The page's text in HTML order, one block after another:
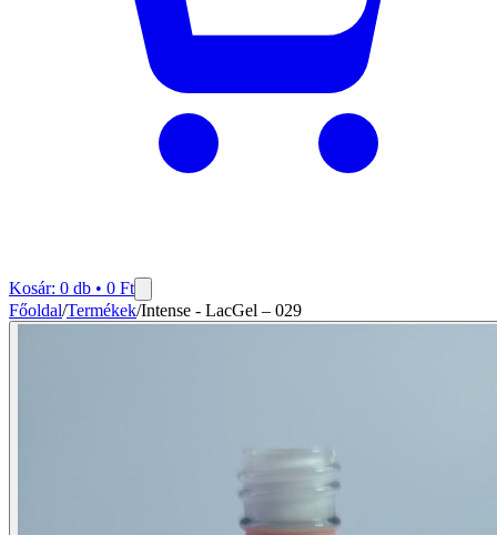
Kosár: 0 db • 0 Ft
Főoldal/Termékek/Intense - LacGel – 029